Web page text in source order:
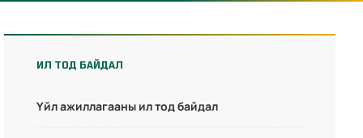
ИЛ ТОД БАЙДАЛ
Үйл ажиллагааны ил тод байдал